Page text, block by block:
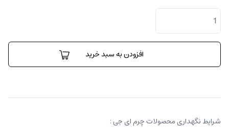
کیف
دستی
کارینا
بامبو
افزودن به سبد خرید
شرایط نگهداری محصولات چرم ای جی :